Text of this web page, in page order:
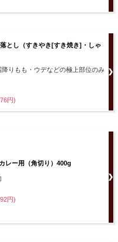
とし（すきやき[すき焼き]・しゃ
りもも・ウデなどの極上部位のみ
円)
レー用（角切り）400g
円)